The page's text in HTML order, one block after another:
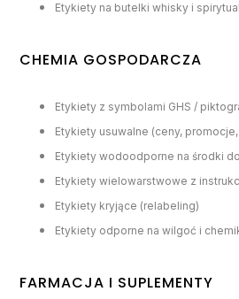
Etykiety na butelki whisky i
CHEMIA GOSPODARCZA
Etykiety z symbolami GHS /
Etykiety usuwalne (ceny,
Etykiety wodoodporne na środki
Etykiety wielowarstwowe z
Etykiety kryjące (relabeling)
Etykiety odporne na wilgoć i
FARMACJA I SUPLEMENTY